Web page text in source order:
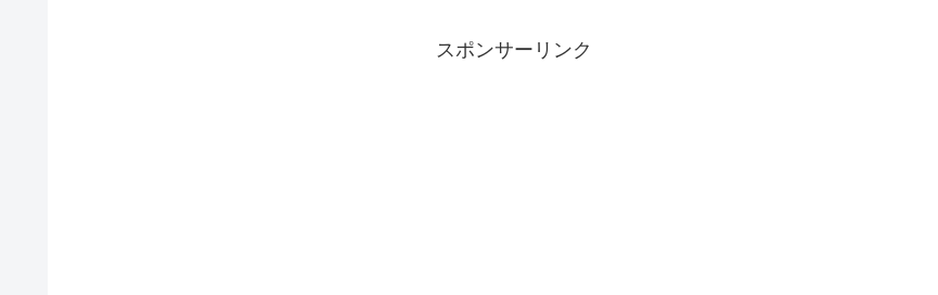
スポンサーリンク